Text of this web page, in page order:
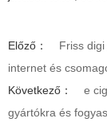
Előző：
Friss
internet és
Következő：
e
gyártókra és